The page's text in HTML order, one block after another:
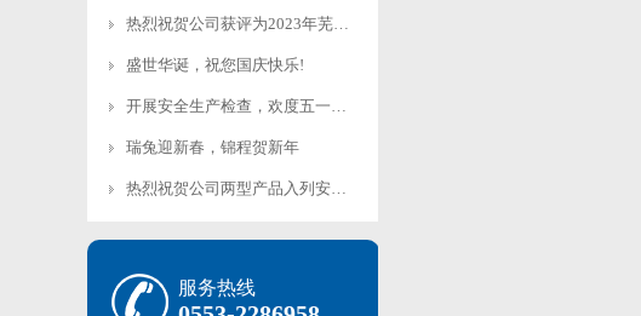
热烈祝贺公司获评为2023年芜湖…
盛世华诞，祝您国庆快乐!
开展安全生产检查，欢度五一劳…
瑞兔迎新春，锦程贺新年
热烈祝贺公司两型产品入列安徽…
服务热线